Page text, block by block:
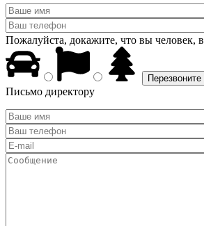
Пожалуйста, докажите, что вы человек,
Письмо директору